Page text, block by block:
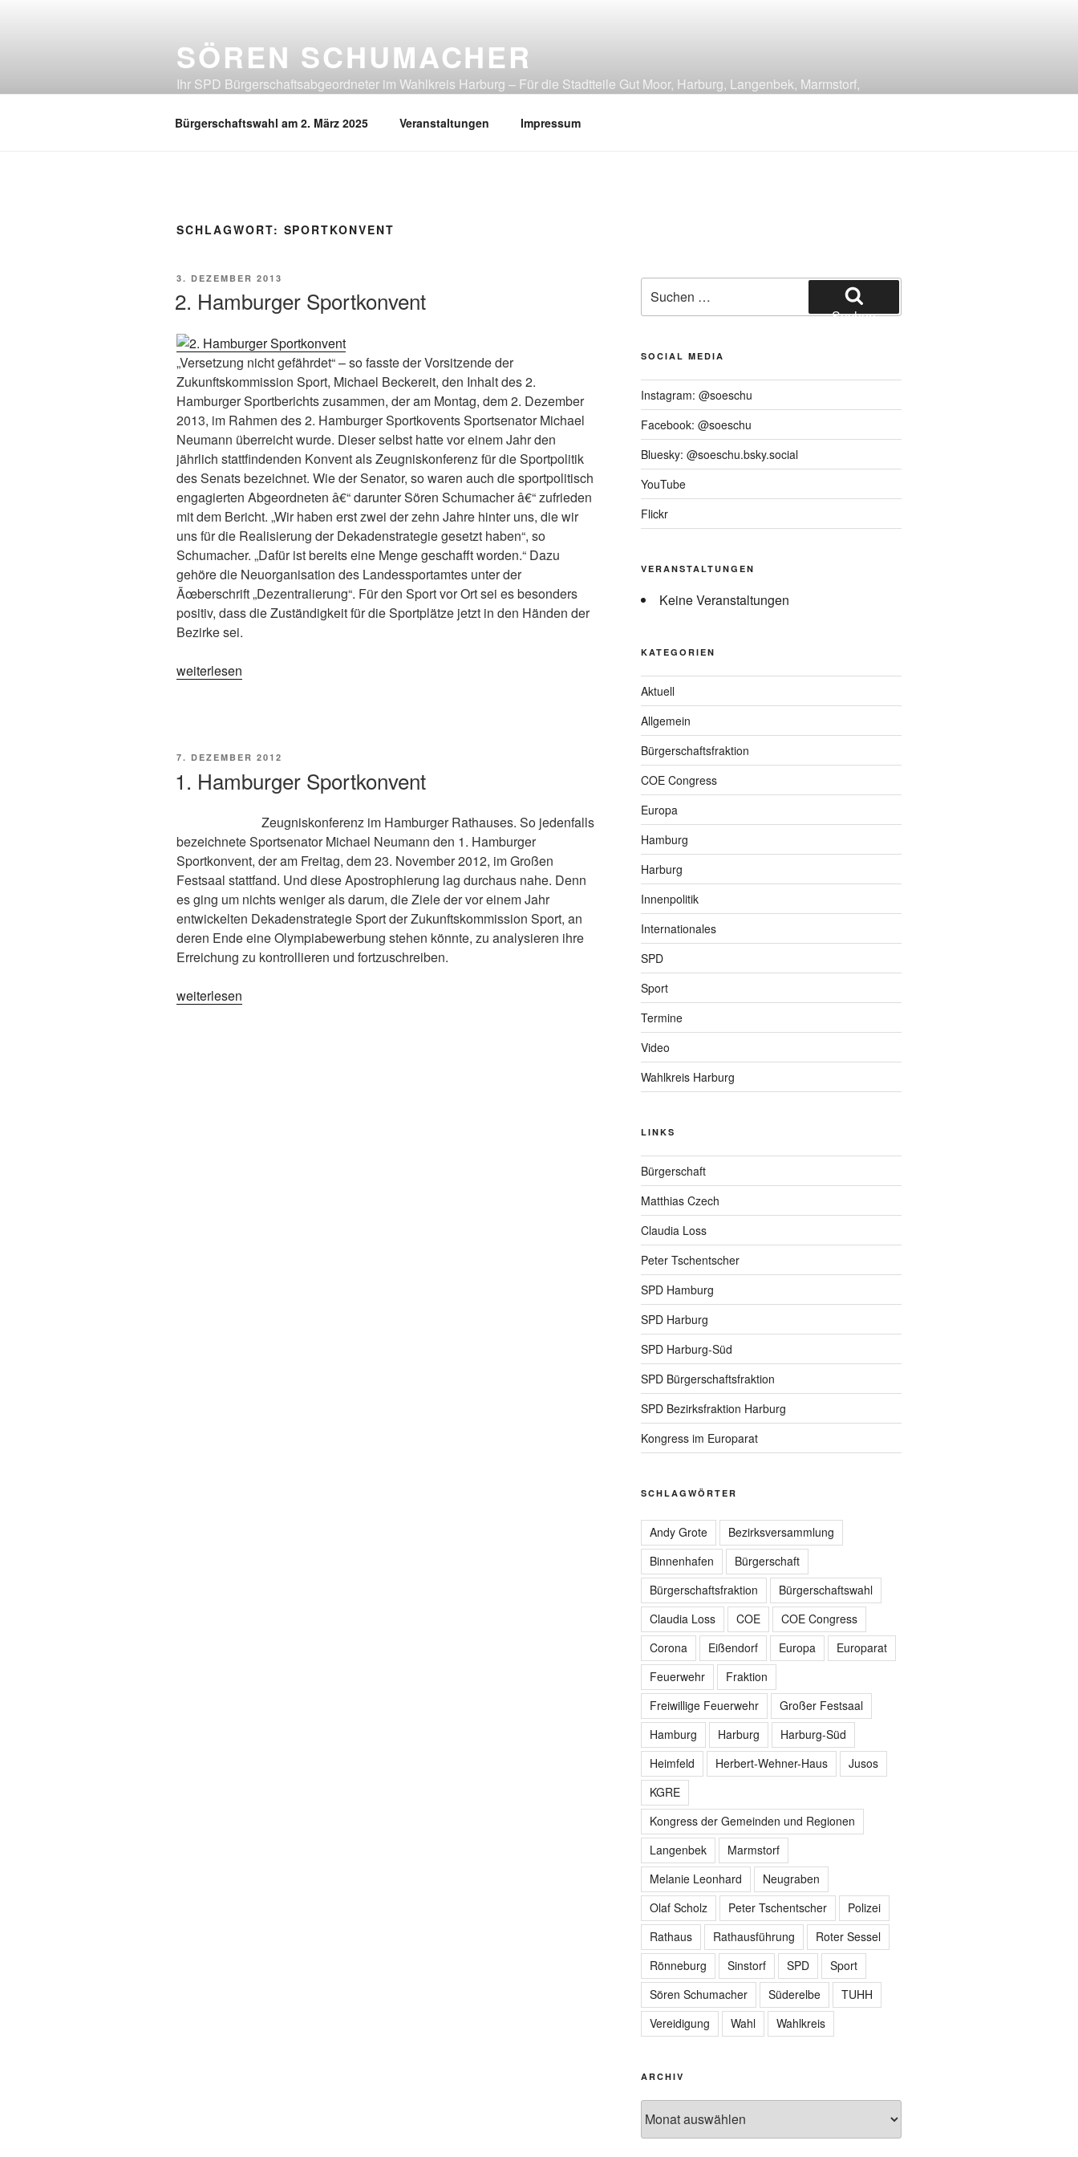
SÖREN SCHUMACHER
Ihr SPD Bürgerschaftsabgeordneter im Wahlkreis Harburg – Für die Stadtteile Gut Moor, Harburg, Langenbek, Marmstorf,
Bürgerschaftswahl am 2. März 2025 Veranstaltungen Impressum
SCHLAGWORT: SPORTKONVENT
VERÖFFENTLICHT
3. DEZEMBER 2013
2. Hamburger Sportkonvent
„Versetzung nicht gefährdet“ – so fasste der Vorsitzende der
Zukunftskommission Sport, Michael Beckereit, den Inhalt des 2.
Hamburger Sportberichts zusammen, der am Montag, dem 2. Dezember
2013, im Rahmen des 2. Hamburger Sportkovents Sportsenator Michael
Neumann überreicht wurde. Dieser selbst hatte vor einem Jahr den
jährlich stattfindenden Konvent als Zeugniskonferenz für die Sportpolitik
des Senats bezeichnet. Wie der Senator, so waren auch die sportpolitisch
engagierten Abgeordneten â€“ darunter Sören Schumacher â€“ zufrieden
mit dem Bericht. „Wir haben erst zwei der zehn Jahre hinter uns, die wir
uns für die Realisierung der Dekadenstrategie gesetzt haben“, so
Schumacher. „Dafür ist bereits eine Menge geschafft worden.“ Dazu
gehöre die Neuorganisation des Landessportamtes unter der
Ãœberschrift „Dezentralierung“. Für den Sport vor Ort sei es besonders
positiv, dass die Zuständigkeit für die Sportplätze jetzt in den Händen der
Bezirke sei.
„2.
weiterlesen
VERÖFFENTLICHT
7. DEZEMBER 2012
1. Hamburger Sportkonvent
Zeugniskonferenz im Hamburger Rathauses. So jedenfalls
bezeichnete Sportsenator Michael Neumann den 1. Hamburger
Sportkonvent, der am Freitag, dem 23. November 2012, im Großen
Festsaal stattfand. Und diese Apostrophierung lag durchaus nahe. Denn
es ging um nichts weniger als darum, die Ziele der vor einem Jahr
entwickelten Dekadenstrategie Sport der Zukunftskommission Sport, an
deren Ende eine Olympiabewerbung stehen könnte, zu analysieren ihre
Erreichung zu kontrollieren und fortzuschreiben.
„1.
weiterlesen
nach:
Suchen
SOCIAL MEDIA
Instagram: @soeschu
Facebook: @soeschu
Bluesky: @soeschu.bsky.social
YouTube
Flickr
VERANSTALTUNGEN
Keine Veranstaltungen
KATEGORIEN
Aktuell
Allgemein
Bürgerschaftsfraktion
COE Congress
Europa
Hamburg
Harburg
Innenpolitik
Internationales
SPD
Sport
Termine
Video
Wahlkreis Harburg
LINKS
Bürgerschaft
Matthias Czech
Claudia Loss
Peter Tschentscher
SPD Hamburg
SPD Harburg
SPD Harburg-Süd
SPD Bürgerschaftsfraktion
SPD Bezirksfraktion Harburg
Kongress im Europarat
SCHLAGWÖRTER
Andy Grote
Bezirksversammlung
Binnenhafen
Bürgerschaft
Bürgerschaftsfraktion
Bürgerschaftswahl
Claudia Loss
COE
COE Congress
Corona
Eißendorf Europa
Europarat
Feuerwehr
Fraktion
Freiwillige Feuerwehr
Großer Festsaal
Hamburg
Harburg
Harburg-Süd
Heimfeld
Herbert-Wehner-Haus
Jusos
KGRE
Kongress der Gemeinden und Regionen
Langenbek
Marmstorf
Melanie Leonhard
Neugraben
Olaf Scholz
Peter Tschentscher
Polizei
Rathaus
Rathausführung
Roter Sessel
Rönneburg
Sinstorf SPD
Sport
Sören Schumacher
Süderelbe
TUHH
Vereidigung
Wahl Wahlkreis
ARCHIV